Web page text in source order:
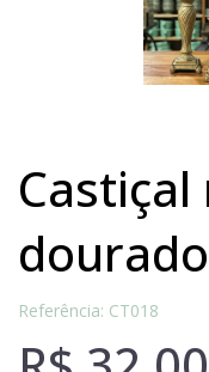
castiçal resina
dourado
Referência: CT018